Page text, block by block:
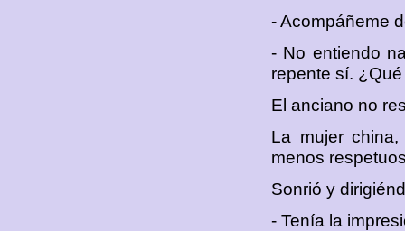
- Acompáñeme
- No entiendo
repente sí.
El anciano no
La mujer
menos
Sonrió y
- Tenía la